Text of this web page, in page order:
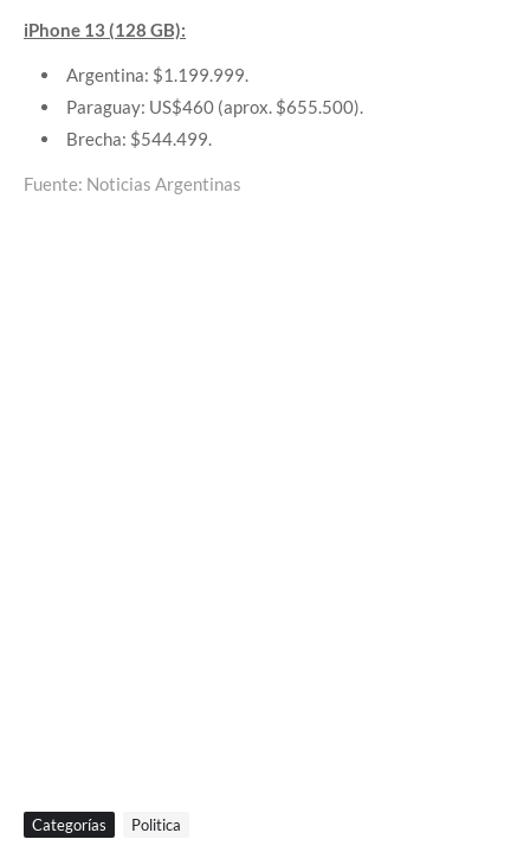
iPhone 13 (128 GB):
Argentina: $1.199.999.
Paraguay: US$460 (aprox. $655.500).
Brecha: $544.499.
Fuente: Noticias Argentinas
Categorías Politica